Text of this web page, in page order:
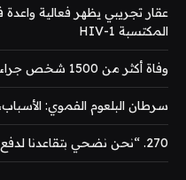
عقار تجريبي يظهر فعالية
المكتسبة HIV-1
وفاة أكثر من 1500 شخص جراء تفشي فيروس إيبولا في الكونغو
سرطان البلعوم الفموي:
270. “نحن نضحي بتقاعدنا لدفع تكاليف كلية أطفالنا”